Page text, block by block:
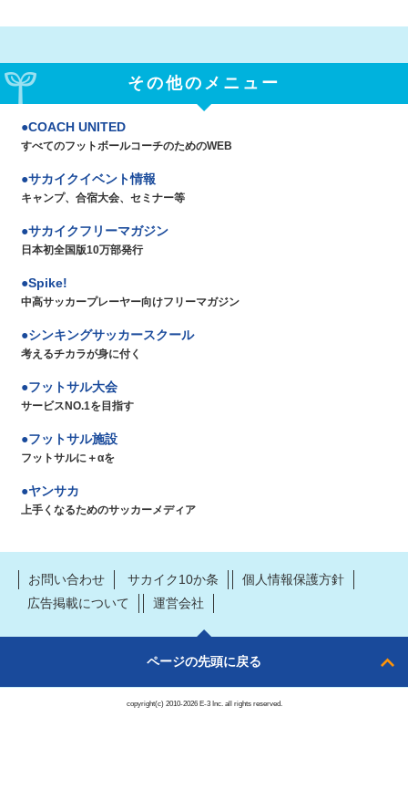
その他のメニュー
COACH UNITED
すべてのフットボールコーチのためのWEB
サカイクイベント情報
キャンプ、合宿大会、セミナー等
サカイクフリーマガジン
日本初全国版10万部発行
Spike!
中高サッカープレーヤー向けフリーマガジン
シンキングサッカースクール
考えるチカラが身に付く
フットサル大会
サービスNO.1を目指す
フットサル施設
フットサルに＋αを
ヤンサカ
上手くなるためのサッカーメディア
お問い合わせ サカイク10か条
個人情報保護方針
広告掲載について
運営会社
ページの先頭に戻る
copyright(c) 2010-2026 E-3 Inc. all rights reserved.